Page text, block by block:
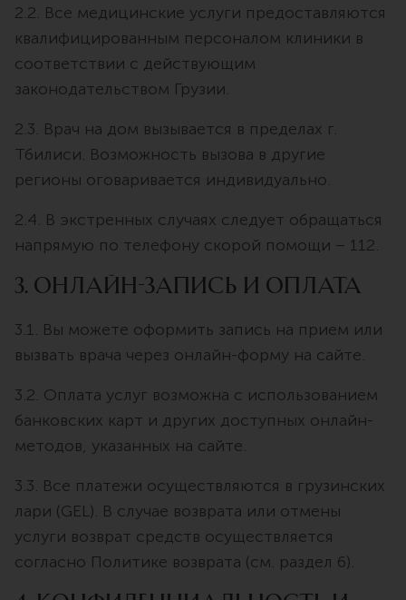
2.2. Все медицинские услуги предоставляются
квалифицированным персоналом клиники в
соответствии с действующим
законодательством Грузии.
2.3. Врач на дом вызывается в пределах г.
Тбилиси. Возможность вызова в другие
регионы оговаривается индивидуально.
2.4. В экстренных случаях следует обращаться
напрямую по телефону скорой помощи – 112.
3. Онлайн-запись и оплата
3.1. Вы можете оформить запись на прием или
вызвать врача через онлайн-форму на сайте.
3.2. Оплата услуг возможна с использованием
банковских карт и других доступных онлайн-
методов, указанных на сайте.
3.3. Все платежи осуществляются в грузинских
лари (GEL). В случае возврата или отмены
услуги возврат средств осуществляется
согласно Политике возврата (см. раздел 6).